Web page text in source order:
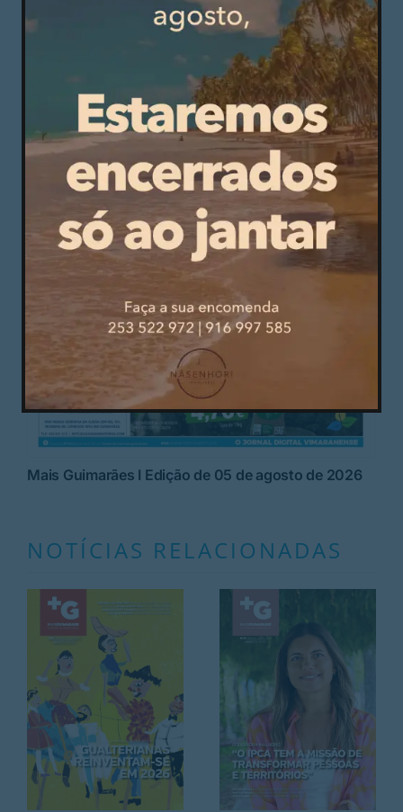
Mais Guimarães I Edição de 05 de agosto de 2026
NOTÍCIAS RELACIONADAS